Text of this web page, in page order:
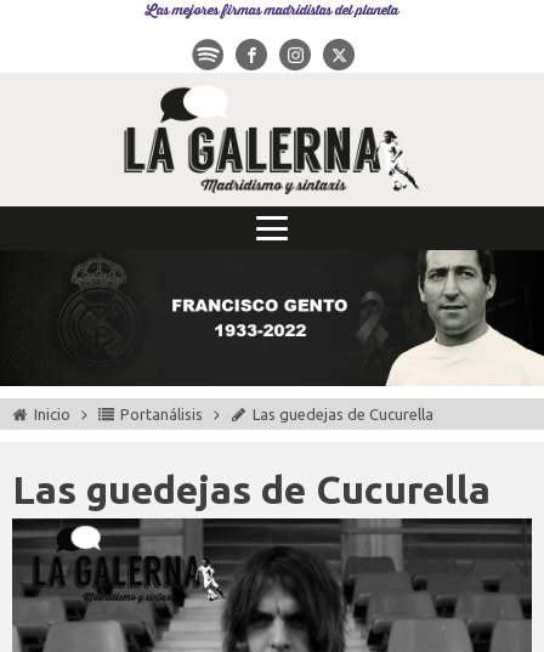
Las mejores firmas madridistas del planeta
Inicio Portanálisis Las guedejas de Cucurella
Las guedejas de Cucurella